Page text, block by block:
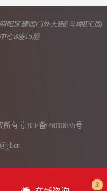
阳区建国门外大街8号楼IFC国
心B座15层
有 京ICP备05010035号
3